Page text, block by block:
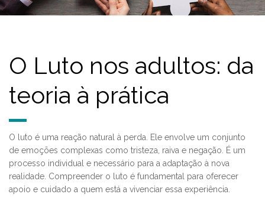
O Luto nos adultos: da
teoria à prática
O luto é uma reação natural à perda. Ele envolve um conjunto
de emoções complexas como tristeza, raiva e negação. É um
processo individual e necessário para a adaptação à nova
realidade. Compreender o luto é fundamental para oferecer
apoio e cuidado a quem está a vivenciar essa experiência.